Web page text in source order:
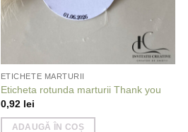
ETICHETE MARTURII
Eticheta rotunda marturii Thank you
0,92 lei
ADAUGĂ ÎN COȘ